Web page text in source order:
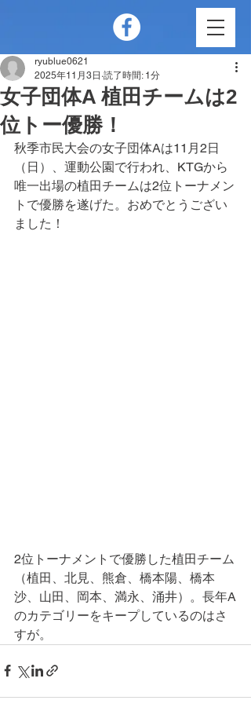
女子団体A 植田チームは2
位トー優勝！
ryublue0621
2025年11月3日 読了時間: 1分
秋季市民大会の女子団体Aは11月2日
（日）、運動公園で行われ、KTGから
唯一出場の植田チームは2位トーナメン
トで優勝を遂げた。おめでとうござい
ました！
2位トーナメントで優勝した植田チーム
（植田、北見、熊倉、橋本陽、橋本
沙、山田、岡本、満永、涌井）。長年A
のカテゴリーをキープしているのはさ
すが。